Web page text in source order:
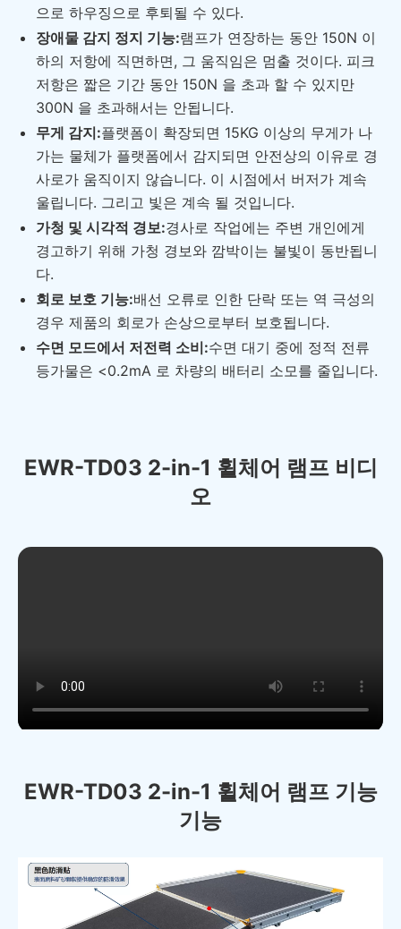
으로 하우징으로 후퇴될 수 있다.
장애물 감지 정지 기능:램프가 연장하는 동안 150N 이
하의 저항에 직면하면, 그 움직임은 멈출 것이다. 피크
저항은 짧은 기간 동안 150N 을 초과 할 수 있지만
300N 을 초과해서는 안됩니다.
무게 감지:플랫폼이 확장되면 15KG 이상의 무게가 나
가는 물체가 플랫폼에서 감지되면 안전상의 이유로 경
사로가 움직이지 않습니다. 이 시점에서 버저가 계속
울립니다. 그리고 빛은 계속 될 것입니다.
가청 및 시각적 경보:경사로 작업에는 주변 개인에게
경고하기 위해 가청 경보와 깜박이는 불빛이 동반됩니
다.
회로 보호 기능:배선 오류로 인한 단락 또는 역 극성의
경우 제품의 회로가 손상으로부터 보호됩니다.
수면 모드에서 저전력 소비:수면 대기 중에 정적 전류
등가물은 <0.2mA 로 차량의 배터리 소모를 줄입니다.
EWR-TD03 2-in-1 휠체어 램프 비디
오
EWR-TD03 2-in-1 휠체어 램프 기능
기능